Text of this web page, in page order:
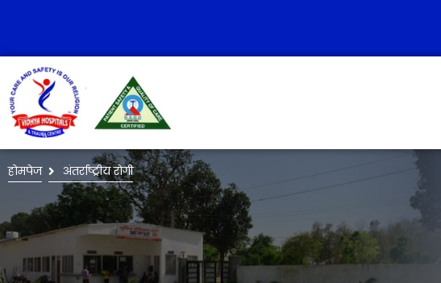
होमपेज अंतर्राष्ट्रीय रोगी